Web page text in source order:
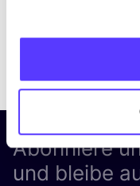
Abonniere
und bleibe